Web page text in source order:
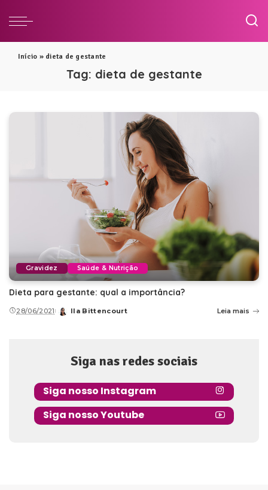
Início » dieta de gestante
Tag: dieta de gestante
Gravidez Saúde & Nutrição
Dieta para gestante: qual a importância?
28/06/2021
Posted
Ila Bittencourt Leia mais
Siga nas redes sociais
Siga nosso Instagram
Siga nosso Youtube